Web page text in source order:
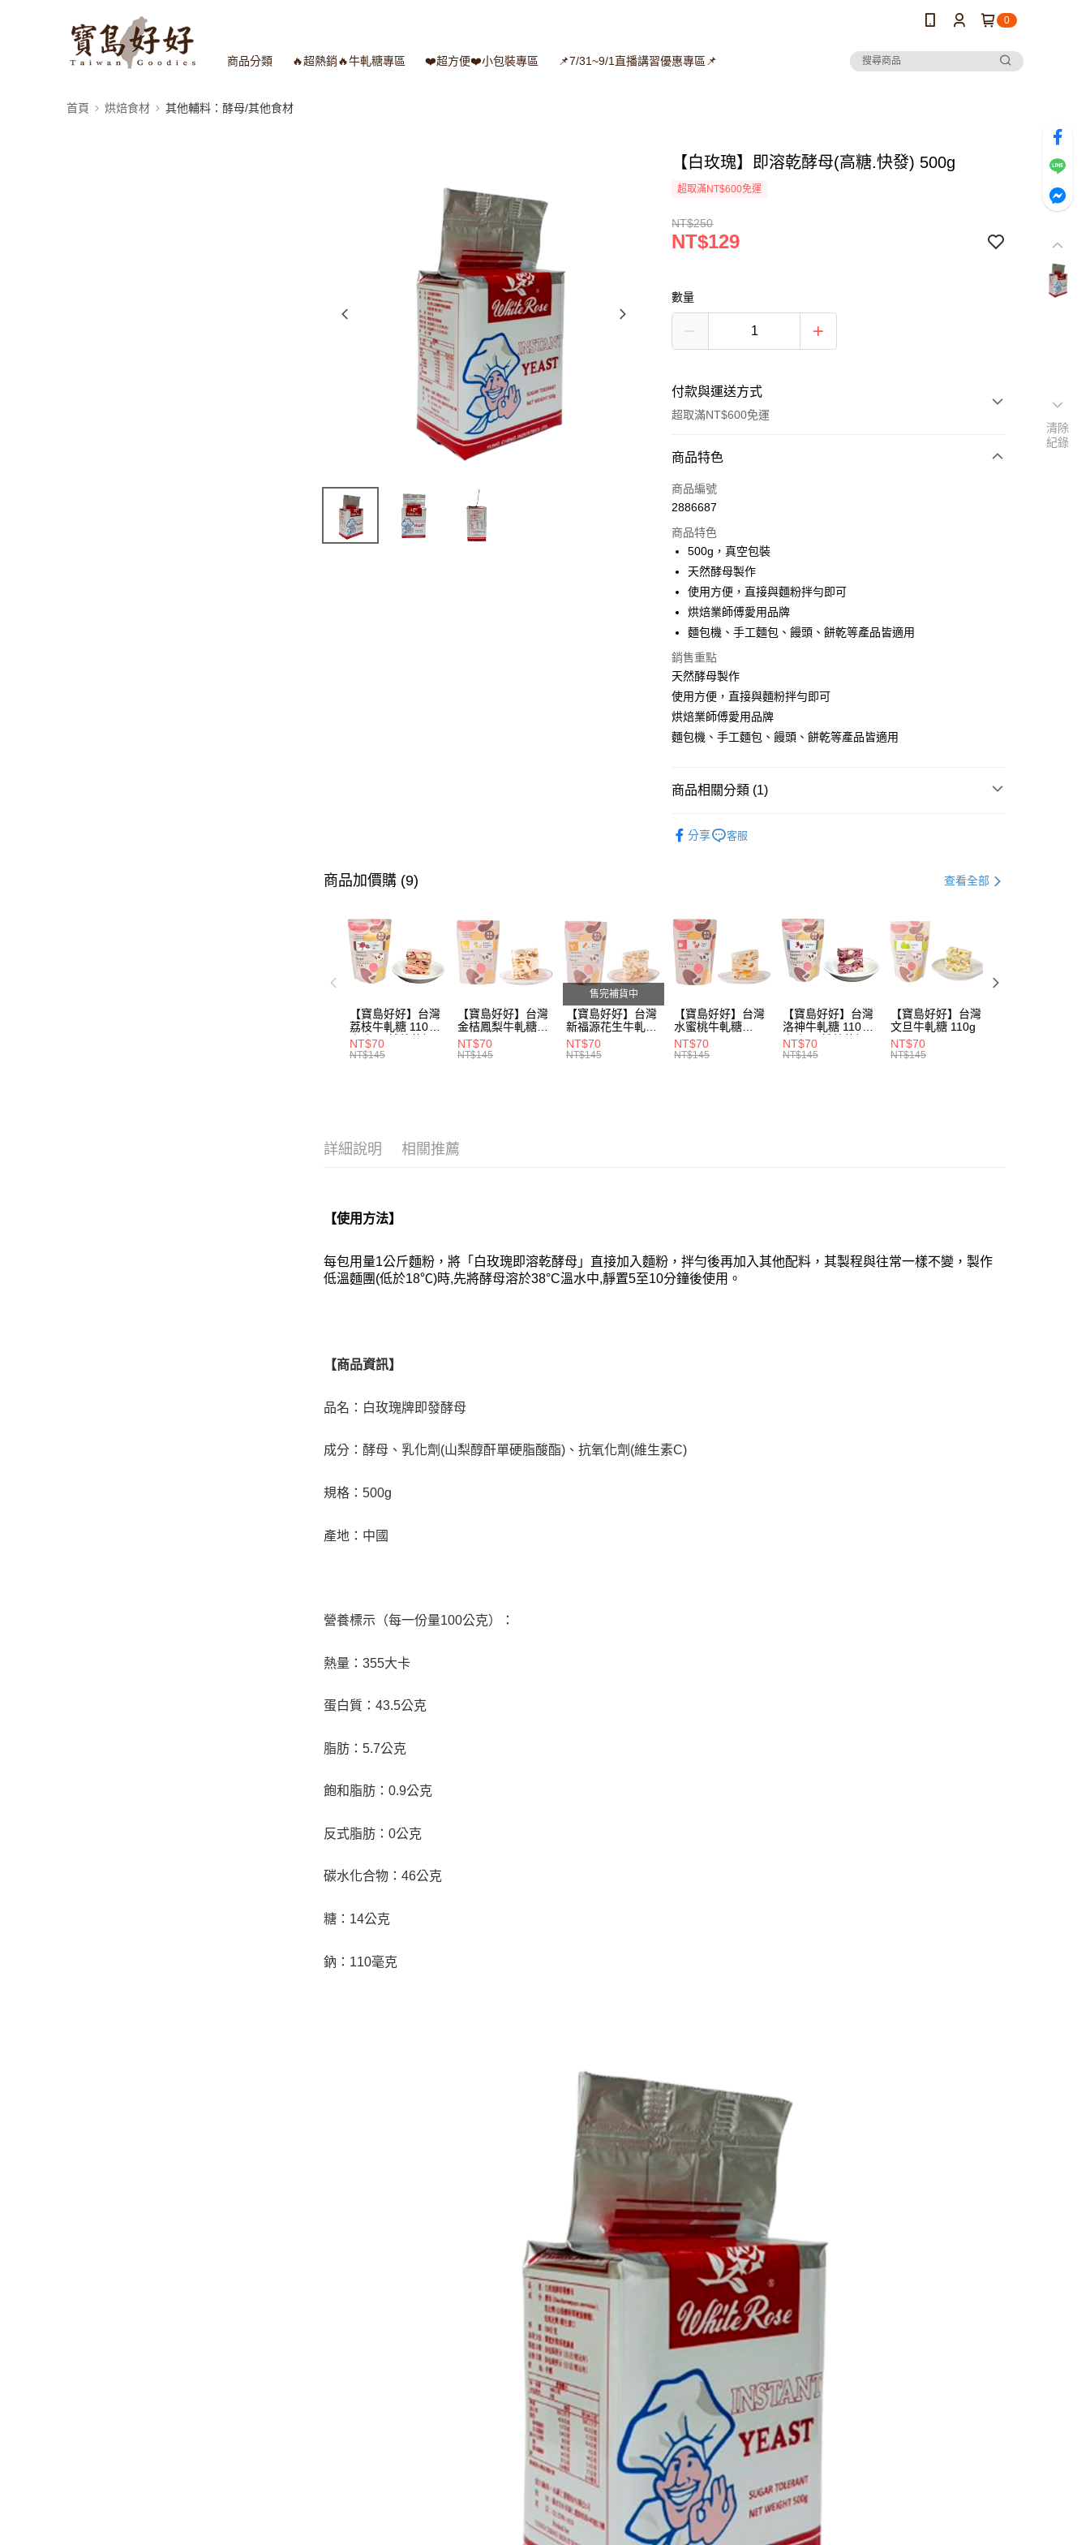
0
商品分類 🔥超熱銷🔥牛軋糖專區 ❤️超方便❤️小包裝專區 📌7/31~9/1直播講習優惠專區📌
首頁 烘焙食材 其他輔料：酵母/其他食材
【白玫瑰】即溶乾酵母(高糖.快發) 500g
超取滿NT$600免運
NT$250
NT$129
數量
付款與運送方式
超取滿NT$600免運
付款方式
信用卡一次付款
LINE Pay
Apple Pay
街口支付
悠遊付
Google Pay
全盈+PAY
ATM付款
每筆NT$80，滿NT$600(含以上)免運費
每筆NT$80，滿NT$600(含以上)免運費
付款後7-11取貨
每筆NT$80，滿NT$600(含以上)免運費
宅配
每筆NT$180，滿NT$1,600(含以上)免運費
商品特色
商品編號
2886687
商品特色
500g，真空包裝
天然酵母製作
使用方便，直接與麵粉拌勻即可
烘焙業師傅愛用品牌
麵包機、手工麵包、饅頭、餅乾等產品皆適用
銷售重點
天然酵母製作
使用方便，直接與麵粉拌勻即可
烘焙業師傅愛用品牌
麵包機、手工麵包、饅頭、餅乾等產品皆適用
商品相關分類 (1)
分享
客服
商品加價購 (9) 查看全部
【寶島好好】台灣
荔枝牛軋糖 110g
(添加天然草莓粉)
NT$70
NT$145
【寶島好好】台灣
金桔鳳梨牛軋糖
110g
NT$70
NT$145
售完補貨中
【寶島好好】台灣
新福源花生牛軋糖
110g
NT$70
NT$145
【寶島好好】台灣
水蜜桃牛軋糖
110g
NT$70
NT$145
【寶島好好】台灣
洛神牛軋糖 110g
(添加天然藍莓粉)
NT$70
NT$145
【寶島好好】台灣
文旦牛軋糖 110g
NT$70
NT$145
詳細說明 相關推薦
【使用方法】
每包用量1公斤麵粉，將「白玫瑰即溶乾酵母」直接加入麵粉，拌勻後再加入其他配料，其製程與往常一樣不變，製作
低溫麵團 (低於18℃)時,先將酵母溶於38°C溫水中,靜置5至10分鐘後使用。
【商品資訊】
品名：白玫瑰牌即發酵母
成分：酵母、乳化劑(山梨醇酐單硬脂酸酯)、抗氧化劑(維生素C)
規格：500g
產地：中國
營養標示（每一份量100公克）：
熱量：355大卡
蛋白質：43.5公克
脂肪：5.7公克
飽和脂肪：0.9公克
反式脂肪：0公克
碳水化合物：46公克
糖：14公克
鈉：110毫克
清除
紀錄